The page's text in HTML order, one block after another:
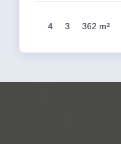
4 3 362 m²